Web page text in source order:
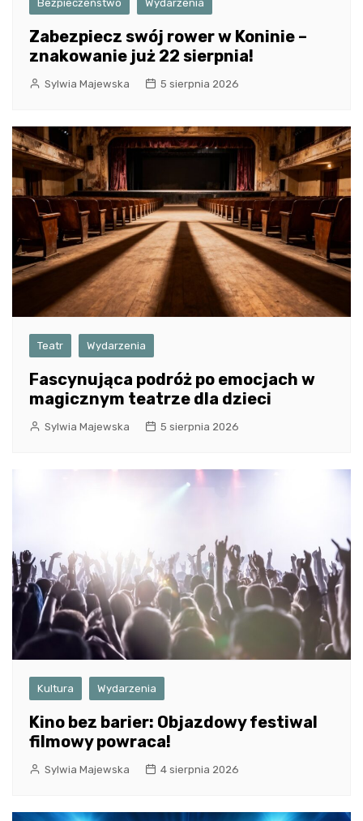
Bezpieczeństwo Wydarzenia
Zabezpiecz swój rower w Koninie –
znakowanie już 22 sierpnia!
Sylwia Majewska 5 sierpnia 2026
Teatr Wydarzenia
Fascynująca podróż po emocjach w
magicznym teatrze dla dzieci
Sylwia Majewska 5 sierpnia 2026
Kultura Wydarzenia
Kino bez barier: Objazdowy festiwal
filmowy powraca!
Sylwia Majewska 4 sierpnia 2026